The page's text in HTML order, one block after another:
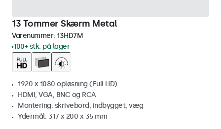
13 Tommer Skærm Metal
Varenummer: 13HD7M
100+ stk. på lager
1920 x 1080 opløsning (Full HD)
HDMI, VGA, BNC og RCA
Montering: skrivebord, indbygget, væg
Ydermål: 317 x 200 x 35 mm